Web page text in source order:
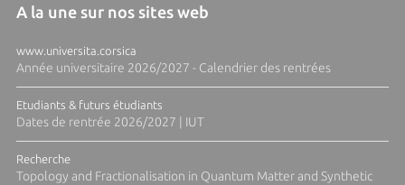
A la une sur nos sites web
www.universita.corsica
Année universitaire 2026/2027 - Calendrier des rentrées
Etudiants & futurs étudiants
Dates de rentrée 2026/2027 | IUT
Recherche
Topology and Fractionalisation in Quantum Matter and Synthetic